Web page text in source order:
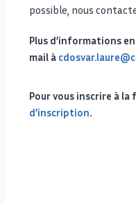
possible, nous
Plus d’informations
mail à
Pour vous inscrire à
d’inscription.